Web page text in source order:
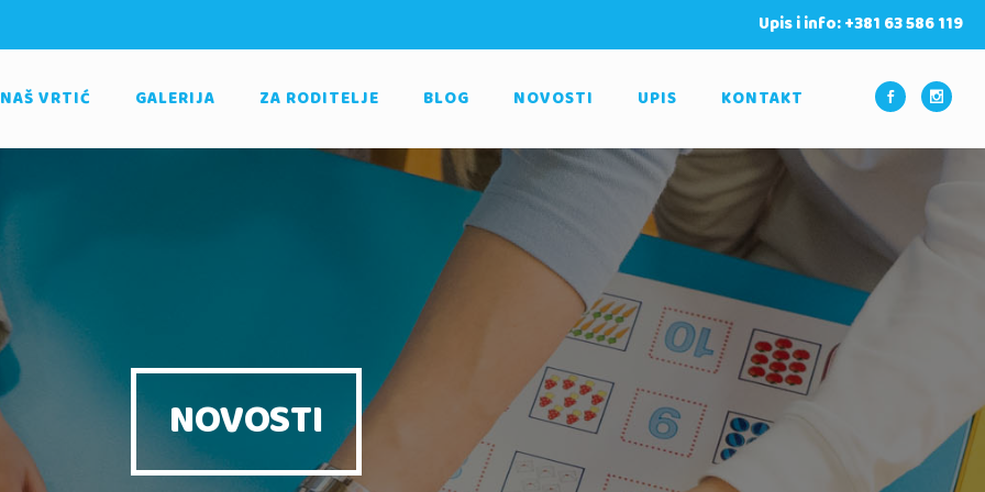
Upis i info: +381 63 586 119
NAŠ VRTIĆ GALERIJA ZA RODITELJE BLOG NOVOSTI UPIS KONTAKT
NOVOSTI